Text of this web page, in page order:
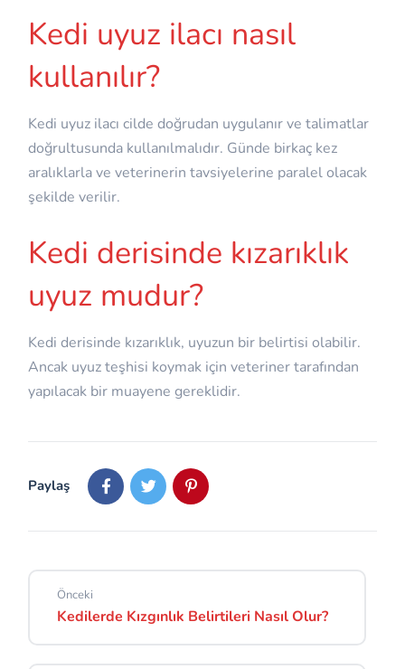
Kedi uyuz ilacı nasıl
kullanılır?
Kedi uyuz ilacı cilde doğrudan uygulanır ve talimatlar
doğrultusunda kullanılmalıdır. Günde birkaç kez
aralıklarla ve veterinerin tavsiyelerine paralel olacak
şekilde verilir.
Kedi derisinde kızarıklık
uyuz mudur?
Kedi derisinde kızarıklık, uyuzun bir belirtisi olabilir.
Ancak uyuz teşhisi koymak için veteriner tarafından
yapılacak bir muayene gereklidir.
Paylaş
Önceki
Kedilerde Kızgınlık Belirtileri Nasıl Olur?